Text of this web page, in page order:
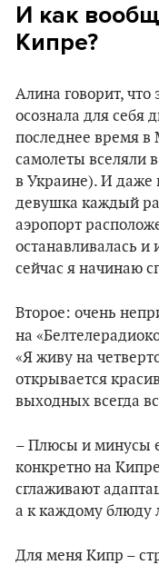
И как
Кипре?
Алина говорит, что
осознала для себя
последнее время
самолеты вселяли
в Украине). И даже
девушка каждый
аэропорт
останавливалась и
сейчас я начинаю
Второе: очень
на
«Я живу на
открывается
выходных всегда
– Плюсы и минусы
конкретно на
сглаживают
а к каждому блюду
Для меня Кипр –